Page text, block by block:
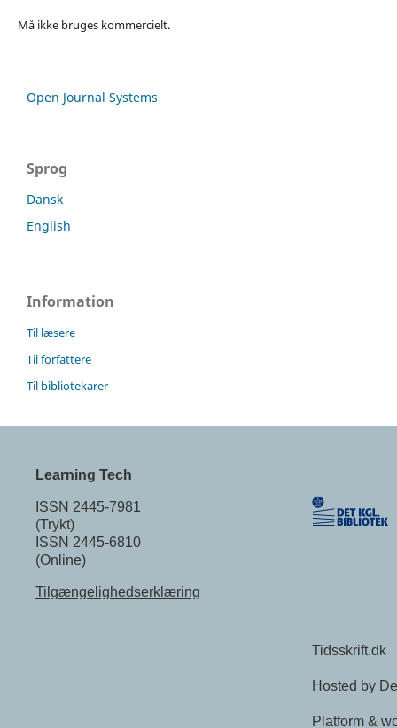
Må ikke bruges kommercielt.
Open Journal Systems
Sprog
Dansk
English
Information
Til læsere
Til forfattere
Til bibliotekarer
Learning Tech
ISSN 2445-7981
(Trykt)
ISSN 2445-6810
(Online)
Tilgængelighedserklæring